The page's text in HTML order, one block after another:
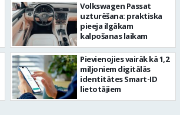
Volkswagen Passat
uzturēšana: praktiska
pieeja ilgākam
kalpošanas laikam
Pievienojies vairāk kā 1,2
miljoniem digitālās
identitātes Smart-ID
lietotājiem